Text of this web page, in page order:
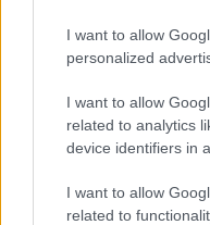
I want to allow
personalized
I want to allow
related to analytics
device identifiers in
I want to allow
related to
μπαμπάς του
συνομίλησε τόσο
φίλαθλο τουΆρη
ο αγαπημένος του
απάντηση «ο
ερώτηση έκανε
απάντησε πως